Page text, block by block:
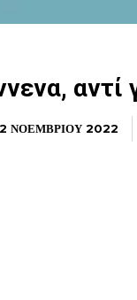
2 ΝΟΕΜΒΡΙΟΥ 2022